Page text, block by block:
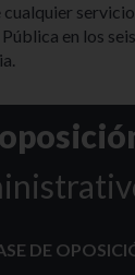
en los
DE